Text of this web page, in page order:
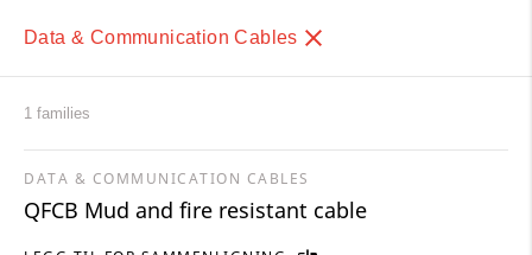
Data & Communication Cables
1 families
DATA & COMMUNICATION CABLES
QFCB Mud and fire resistant cable